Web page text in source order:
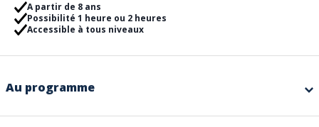
A partir de 8 ans
Possibilité 1 heure ou 2 heures
Accessible à tous niveaux
Au programme
gonflabled'une heure ou de deux heures surla rivière l'Argens. A vos